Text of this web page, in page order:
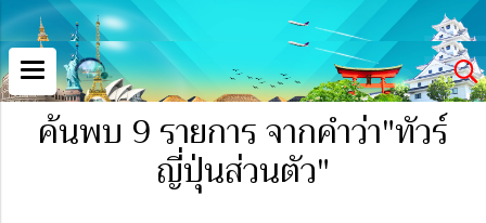
ค้นพบ 9 รายการ จากคำว่า"ทัวร์
ญี่ปุ่นส่วนตัว"